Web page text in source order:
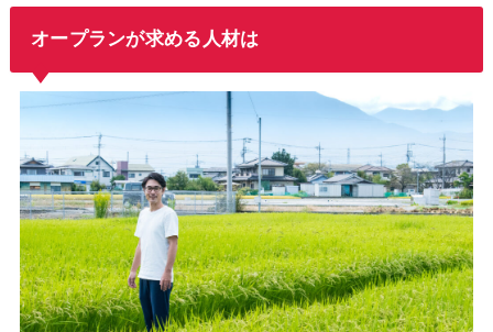
オープランが求める人材は